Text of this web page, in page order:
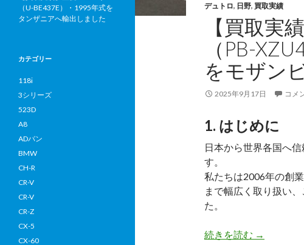
デュトロ, 日野, 買取実績
【買取実
（PB-
をモザン
2025年9月17日 コメ
1. はじめに
日本から世界各国へ
す。
私たちは2006年の創
まで幅広く取り扱い
た。
続きを読む 【買
→
（U-BE437E）・1995年式を
タンザニアへ輸出しました
カテゴリー
118i
3シリーズ
523D
A8
ADバン
BMW
CH-R
CR-V
CR-V
CR-Z
CX-5
CX-60